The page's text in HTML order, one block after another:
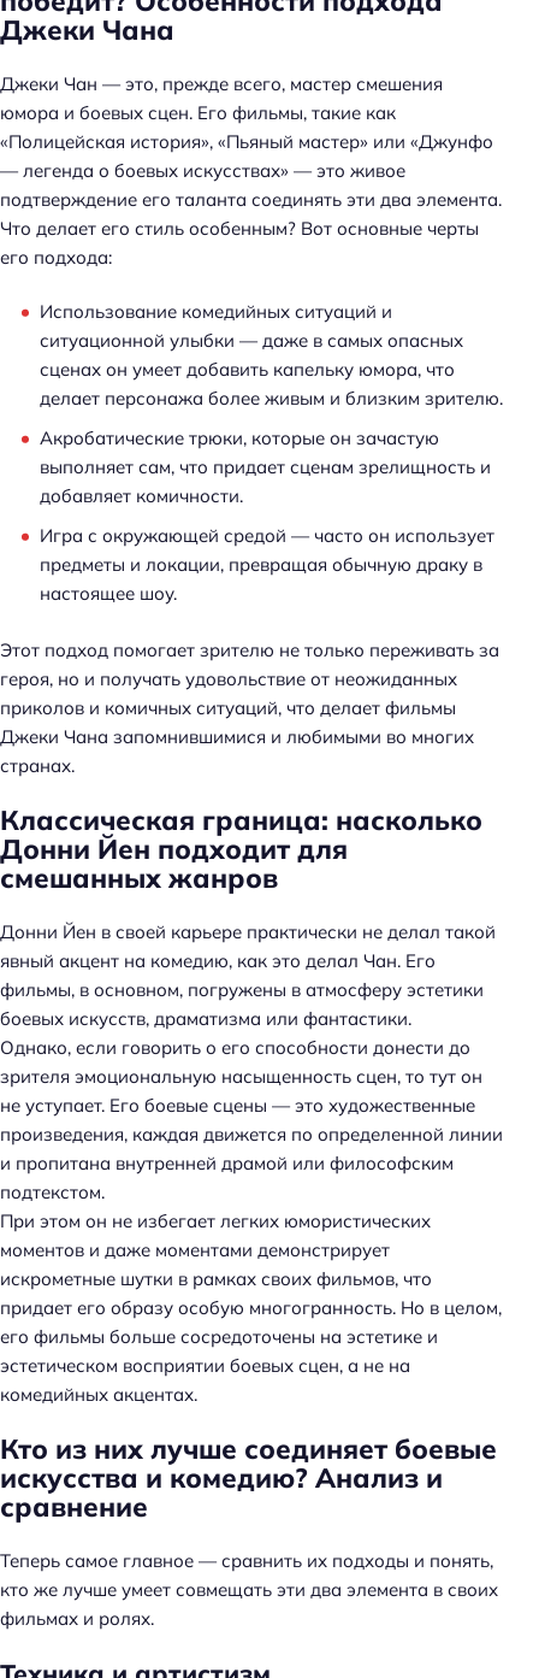
Джеки Чана
Джеки Чан — это, прежде всего, мастер смешения
юмора и боевых сцен. Его фильмы, такие как
«Полицейская история», «Пьяный мастер» или «Джунфо
— легенда о боевых искусствах» — это живое
подтверждение его таланта соединять эти два элемента.
Что делает его стиль особенным? Вот основные черты
его подхода:
Использование комедийных ситуаций и
ситуационной улыбки — даже в самых опасных
сценах он умеет добавить капельку юмора, что
делает персонажа более живым и близким зрителю.
Акробатические трюки, которые он зачастую
выполняет сам, что придает сценам зрелищность и
добавляет комичности.
Игра с окружающей средой — часто он использует
предметы и локации, превращая обычную драку в
настоящее шоу.
Этот подход помогает зрителю не только переживать за
героя, но и получать удовольствие от неожиданных
приколов и комичных ситуаций, что делает фильмы
Джеки Чана запомнившимися и любимыми во многих
странах.
Классическая граница: насколько
Донни Йен подходит для
смешанных жанров
Донни Йен в своей карьере практически не делал такой
явный акцент на комедию, как это делал Чан. Его
фильмы, в основном, погружены в атмосферу эстетики
боевых искусств, драматизма или фантастики.
Однако, если говорить о его способности донести до
зрителя эмоциональную насыщенность сцен, то тут он
не уступает. Его боевые сцены — это художественные
произведения, каждая движется по определенной линии
и пропитана внутренней драмой или философским
подтекстом.
При этом он не избегает легких юмористических
моментов и даже моментами демонстрирует
искрометные шутки в рамках своих фильмов, что
придает его образу особую многогранность. Но в целом,
его фильмы больше сосредоточены на эстетике и
эстетическом восприятии боевых сцен, а не на
комедийных акцентах.
Кто из них лучше соединяет боевые
искусства и комедию? Анализ и
сравнение
Теперь самое главное — сравнить их подходы и понять,
кто же лучше умеет совмещать эти два элемента в своих
фильмах и ролях.